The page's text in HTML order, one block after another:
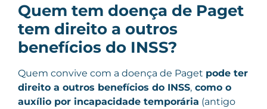
Quem tem doença de Paget
tem direito a outros
benefícios do INSS?
Quem convive com a doença de Paget pode ter
direito a outros benefícios do INSS, como o
auxílio por incapacidade temporária (antigo